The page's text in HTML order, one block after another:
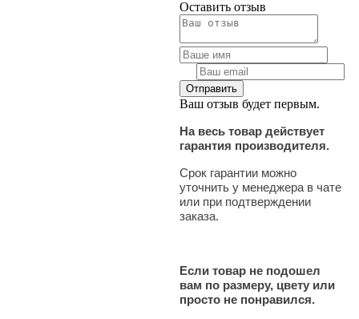
Оставить отзыв
Ваш отзыв будет первым.
На весь товар действует
гарантия производителя.
Срок гарантии можно
уточнить у менеджера в чате
или при подтверждении
заказа.
Если товар не подошел
вам по размеру, цвету или
просто не понравился.